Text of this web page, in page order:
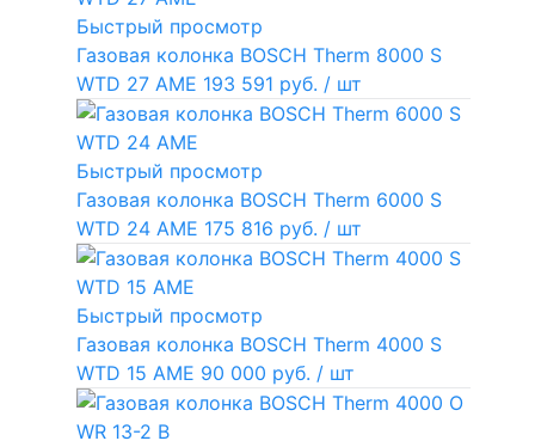
Быстрый просмотр
Газовая колонка BOSCH Therm 8000 S
WTD 27 AME 193 591 руб. / шт
Быстрый просмотр
Газовая колонка BOSCH Therm 6000 S
WTD 24 AME 175 816 руб. / шт
Быстрый просмотр
Газовая колонка BOSCH Therm 4000 S
WTD 15 AME 90 000 руб. / шт